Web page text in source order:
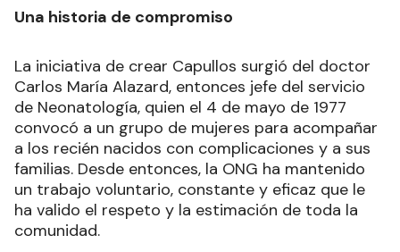
Una historia de compromiso
La iniciativa de crear Capullos surgió del doctor
Carlos María Alazard, entonces jefe del servicio
de Neonatología, quien el 4 de mayo de 1977
convocó a un grupo de mujeres para acompañar
a los recién nacidos con complicaciones y a sus
familias. Desde entonces, la ONG ha mantenido
un trabajo voluntario, constante y eficaz que le
ha valido el respeto y la estimación de toda la
comunidad.